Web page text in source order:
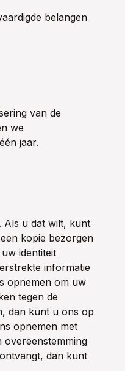
belangen
van de
we
jaar.
Als u dat wilt, kunt
kopie bezorgen
identiteit
informatie
opnemen om uw
tegen de
dan kunt u ons op
opnemen met
overeenstemming
dan kunt